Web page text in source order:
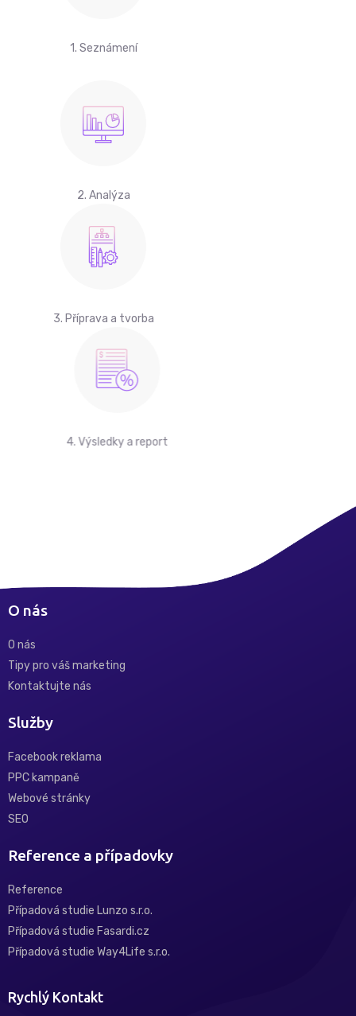
1. Seznámení
2. Analýza
3. Příprava a tvorba
4. Výsledky a report
O nás
O nás
Tipy pro váš marketing
Kontaktujte nás
Služby
Facebook reklama
PPC kampaně
Webové stránky
SEO
Reference a případovky
Reference
Případová studie Lunzo s.r.o.
Případová studie Fasardi.cz
Případová studie Way4Life s.r.o.
Rychlý Kontakt